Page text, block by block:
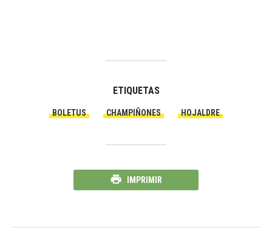
ETIQUETAS
BOLETUS CHAMPIÑONES HOJALDRE
IMPRIMIR